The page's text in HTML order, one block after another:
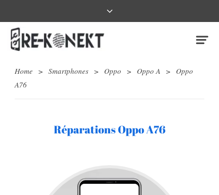
Home > Smartphones > Oppo > Oppo A >
Oppo
A76
Réparations Oppo A76